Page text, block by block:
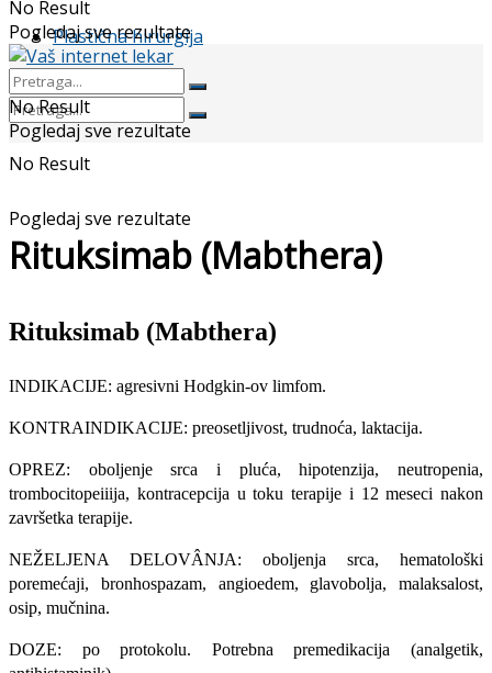
Plastična hirurgija
No Result
Pogledaj sve rezultate
No Result
Pogledaj sve rezultate
No Result
Pogledaj sve rezultate
Rituksimab (Mabthera)
Rituksimab (Mabthera)
INDIKACIJE: agresivni Hodgkin-ov limfom.
KONTRAINDIKACIJE: preosetljivost, trudnoća, laktacija.
OPREZ: oboljenje srca i pluća, hipotenzija, neutropenia,
trombocitopeiiija, kontracepcija u toku terapije i 12 meseci nakon
završetka terapije.
NEŽELJENA DELOVÂNJA: oboljenja srca, hematološki
poremećaji, bronhospazam, angioedem, glavobolja, malaksalost,
osip, mučnina.
DOZE: po protokolu. Potreb­na premedikacija (analgetik,